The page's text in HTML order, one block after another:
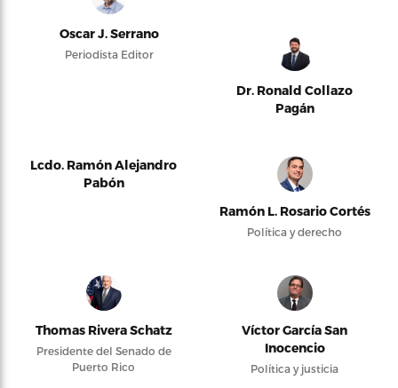
Oscar J. Serrano
Periodista Editor
Dr. Ronald Collazo
Pagán
Lcdo. Ramón Alejandro
Pabón
Ramón L. Rosario Cortés
Política y derecho
Thomas Rivera Schatz
Presidente del Senado de
Puerto Rico
Víctor García San
Inocencio
Política y justicia